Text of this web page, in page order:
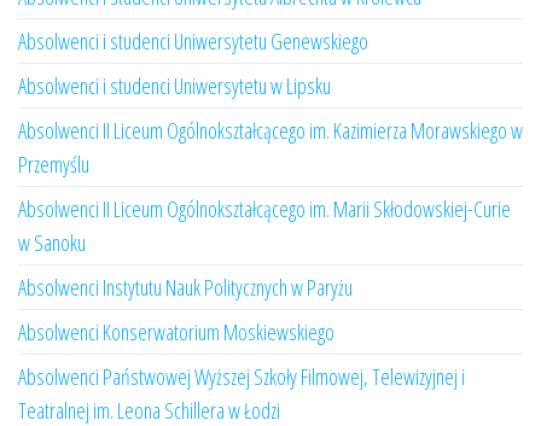
Absolwenci i studenci Uniwersytetu Genewskiego
Absolwenci i studenci Uniwersytetu w Lipsku
Absolwenci II Liceum Ogólnokształcącego im. Kazimierza Morawskiego w
Przemyślu
Absolwenci II Liceum Ogólnokształcącego im. Marii Skłodowskiej-Curie
w Sanoku
Absolwenci Instytutu Nauk Politycznych w Paryżu
Absolwenci Konserwatorium Moskiewskiego
Absolwenci Państwowej Wyższej Szkoły Filmowej, Telewizyjnej i
Teatralnej im. Leona Schillera w Łodzi